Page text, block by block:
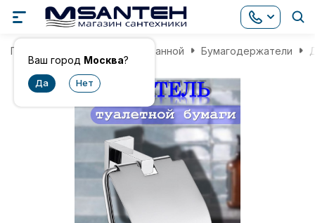
Ваш город Москва?
Главная Аксессуары для ванной Бумагодержатели